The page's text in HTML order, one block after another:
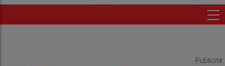
Publicité